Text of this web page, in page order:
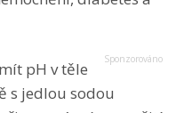
pH v těle
s jedlou sodou